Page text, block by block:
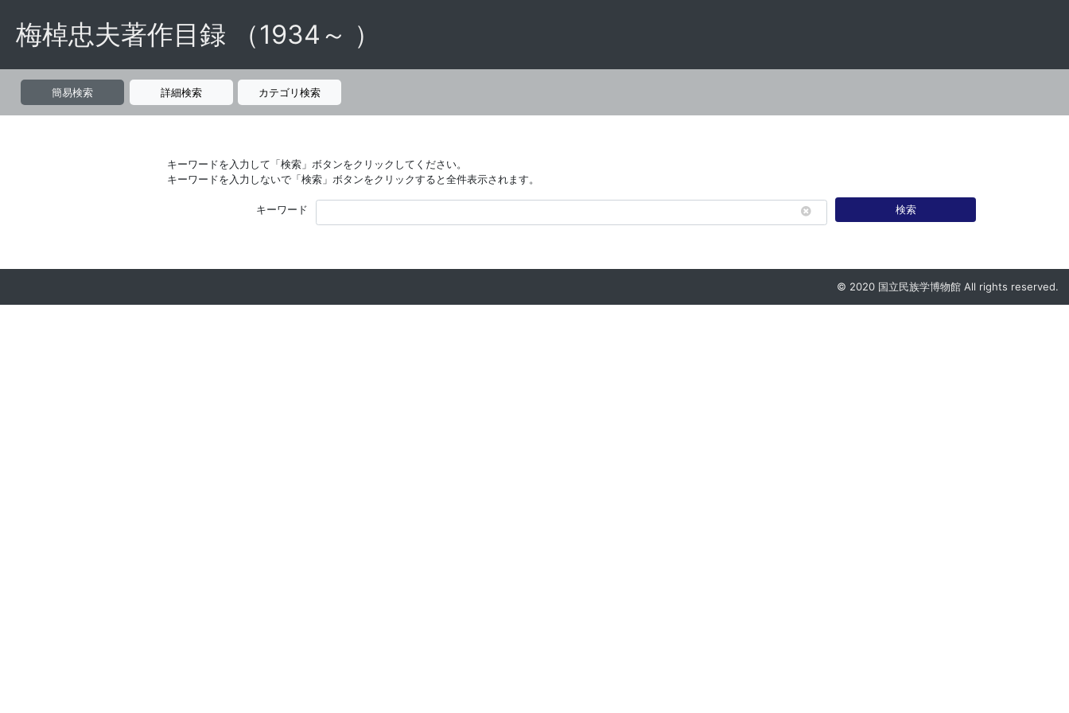
梅棹忠夫著作目録 （1934～ ）
簡易検索 詳細検索 カテゴリ検索
キーワードを入力して「検索」ボタンをクリックしてください。
キーワードを入力しないで「検索」ボタンをクリックすると全件表示されます。
キーワード 検索
© 2020 国立民族学博物館 All rights reserved.